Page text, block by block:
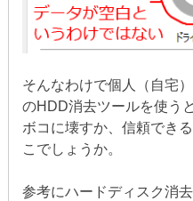
そんなわけで個人（自宅
のHDD消去ツールを使う
ボコに壊すか、信頼でき
こでしょうか。
参考にハードディスク消